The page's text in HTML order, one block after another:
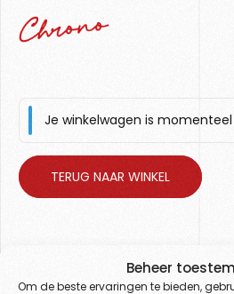
Beheer
Om de beste ervaringen te bieden,
Je winkelwagen is momenteel
TERUG NAAR WINKEL